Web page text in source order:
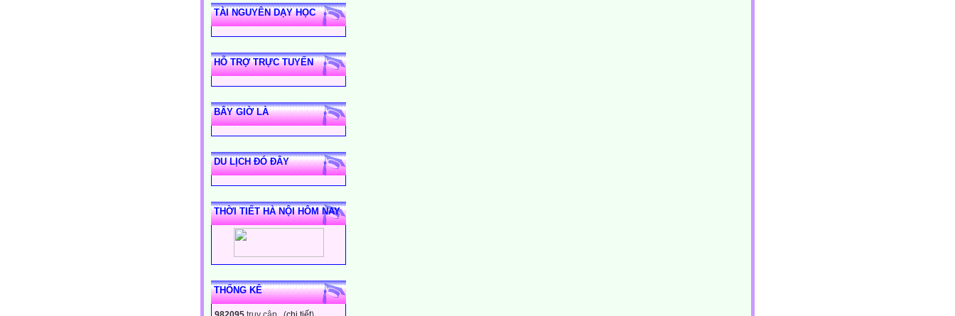
TÀI NGUYÊN DẠY HỌC
HỖ TRỢ TRỰC TUYẾN
BÂY GIỜ LÀ
DU LỊCH ĐÓ ĐÂY
THỜI TIẾT HÀ NỘI HÔM NAY
THỐNG KÊ